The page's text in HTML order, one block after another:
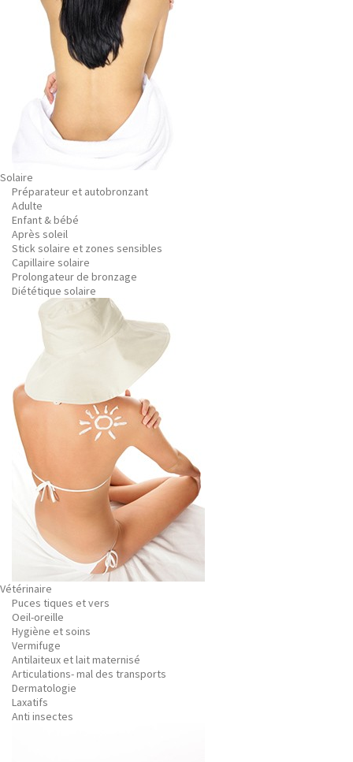
Solaire
Préparateur et autobronzant
Adulte
Enfant & bébé
Après soleil
Stick solaire et zones sensibles
Capillaire solaire
Prolongateur de bronzage
Diététique solaire
Vétérinaire
Puces tiques et vers
Oeil-oreille
Hygiène et soins
Vermifuge
Antilaiteux et lait maternisé
Articulations- mal des transports
Dermatologie
Laxatifs
Anti insectes